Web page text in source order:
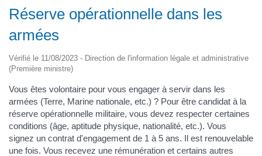
Réserve opérationnelle dans les
armées
Vérifié le 11/08/2023 - Direction de l'information légale et administrative
(Première ministre)
Vous êtes volontaire pour vous engager à servir dans les
armées (Terre, Marine nationale, etc.) ? Pour être candidat à la
réserve opérationnelle militaire, vous devez respecter certaines
conditions (âge, aptitude physique, nationalité, etc.). Vous
signez un contrat d'engagement de 1 à 5 ans. Il est renouvelable
une fois. Vous recevez une rémunération et certains autres